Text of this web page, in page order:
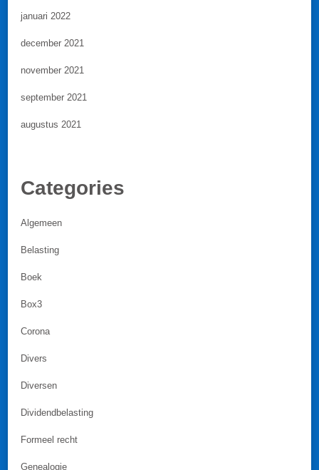
januari 2022
december 2021
november 2021
september 2021
augustus 2021
Categories
Algemeen
Belasting
Boek
Box3
Corona
Divers
Diversen
Dividendbelasting
Formeel recht
Genealogie